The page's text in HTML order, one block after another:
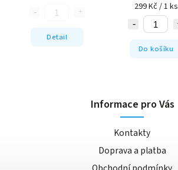
Detail
299 Kč / 1 ks
Do košíku
Informace pro Vás
Kontakty
Doprava a platba